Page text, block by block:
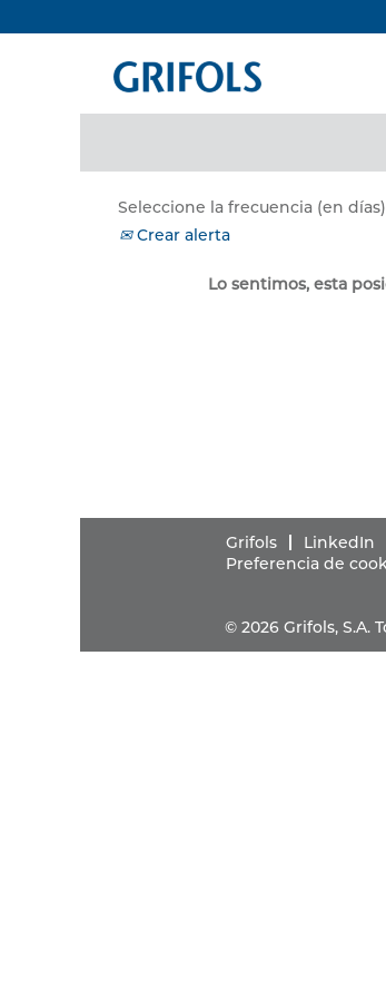
Seleccione la frecuencia (en
Crear alerta
Lo sentimos, esta
Grifols LinkedIn
Preferencia de
© 2026 Grifols, S.A.